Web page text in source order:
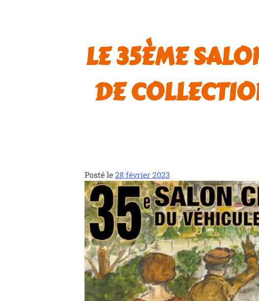
LE 35ÈME
DE
Posté le28 février 2023